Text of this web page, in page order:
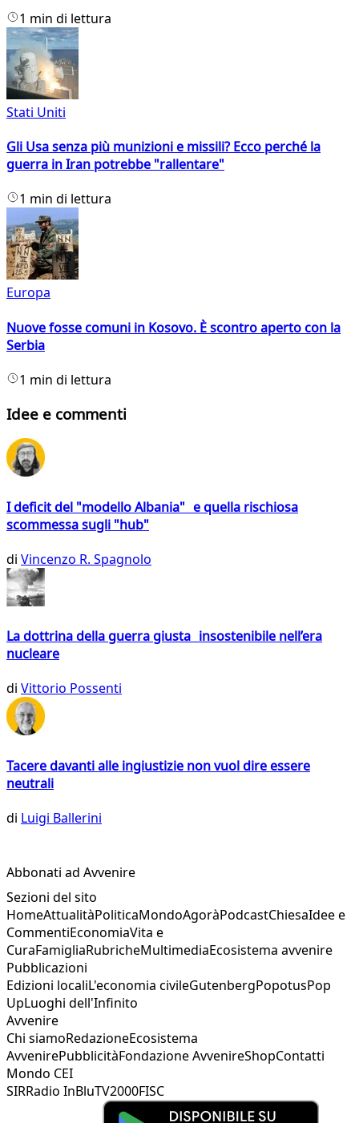
1 min di lettura
Stati Uniti
Gli Usa senza più munizioni e missili? Ecco perché la
guerra in Iran potrebbe "rallentare"
1 min di lettura
Europa
Nuove fosse comuni in Kosovo. È scontro aperto con la
Serbia
1 min di lettura
Idee e commenti
I deficit del "modello Albania" e quella rischiosa
scommessa sugli "hub"
di Vincenzo R. Spagnolo
La dottrina della guerra giusta insostenibile nell’era
nucleare
di Vittorio Possenti
Tacere davanti alle ingiustizie non vuol dire essere
neutrali
di Luigi Ballerini
Abbonati ad Avvenire
Sezioni del sito
HomeAttualitàPoliticaMondoAgoràPodcastChiesaIdee e
CommentiEconomiaVita e
CuraFamigliaRubricheMultimediaEcosistema avvenire
Pubblicazioni
Edizioni localiL'economia civileGutenbergPopotusPop
UpLuoghi dell'Infinito
Avvenire
Chi siamoRedazioneEcosistema
AvvenirePubblicitàFondazione AvvenireShopContatti
Mondo CEI
SIRRadio InBluTV2000FISC